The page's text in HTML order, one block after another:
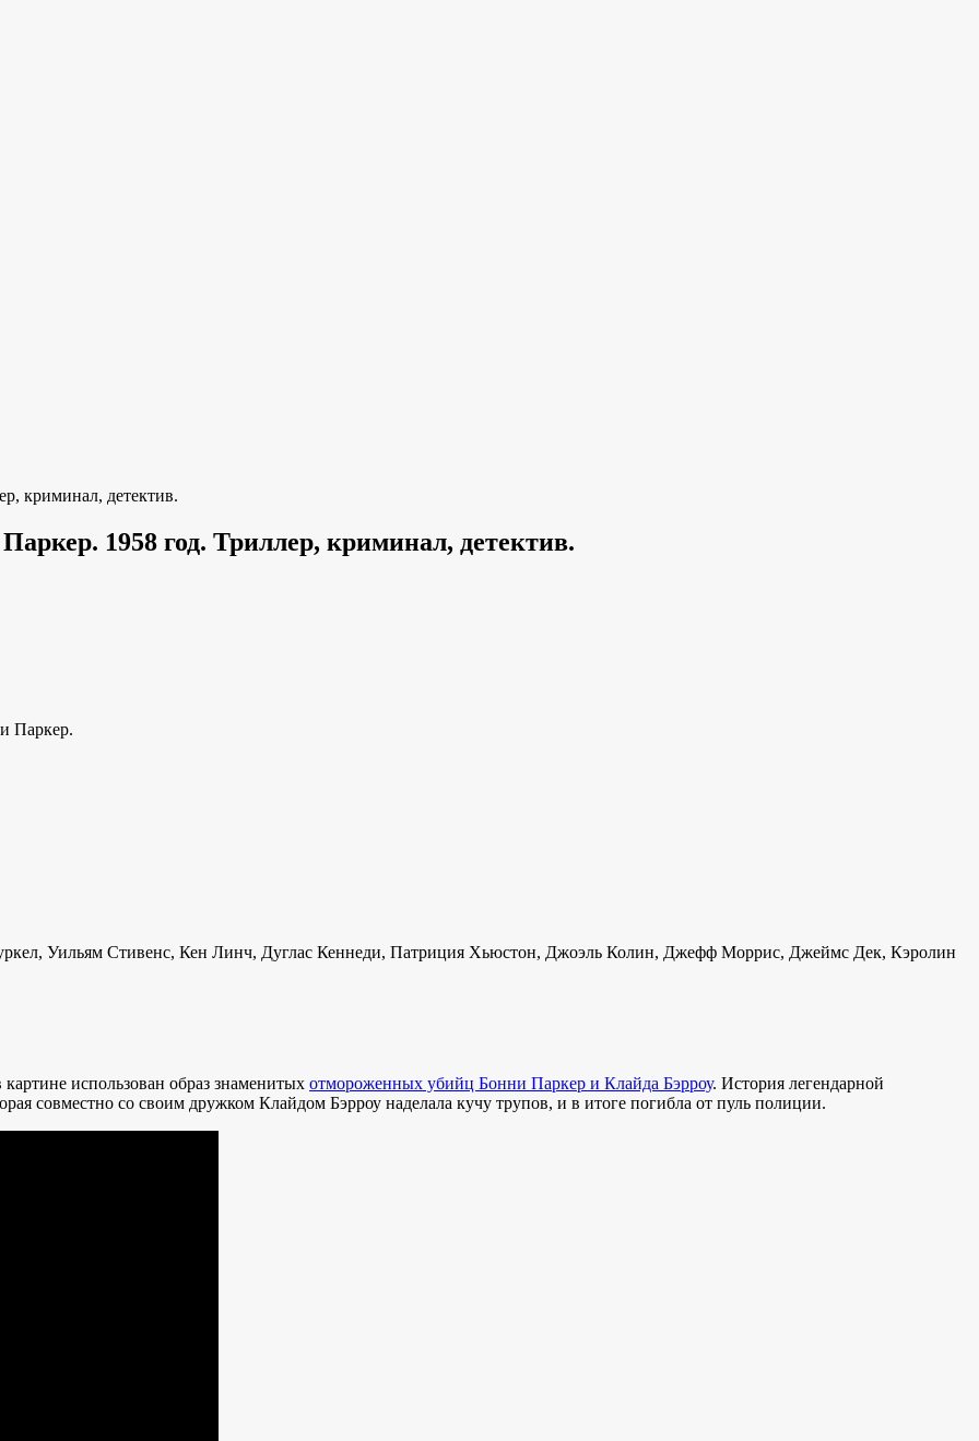
криминал, детектив.
1958 год. Триллер, криминал, детектив.
Паркер.
Уильям Стивенс, Кен Линч, Дуглас Кеннеди, Патриция Хьюстон, Джоэль Колин, Джефф Моррис, Джеймс Дек, Кэролин
использован образ знаменитых отмороженных убийц Бонни Паркер и Клайда Бэрроу. История легендарной
совместно со своим дружком Клайдом Бэрроу наделала кучу трупов, и в итоге погибла от пуль полиции.